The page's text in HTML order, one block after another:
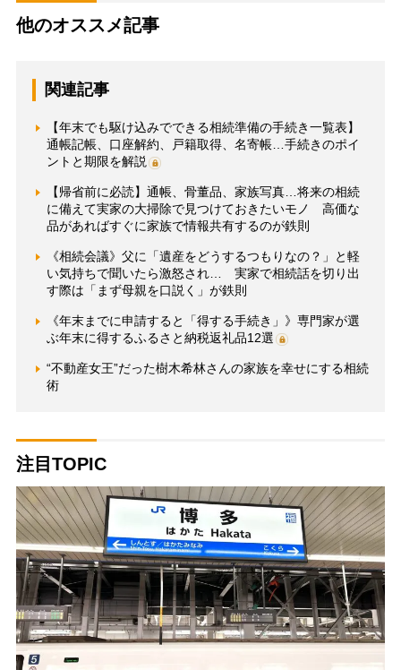
他のオススメ記事
関連記事
【年末でも駆け込みでできる相続準備の手続き一覧表】
通帳記帳、口座解約、戸籍取得、名寄帳…手続きのポイ
ントと期限を解説
【帰省前に必読】通帳、骨董品、家族写真…将来の相続
に備えて実家の大掃除で見つけておきたいモノ 高価な
品があればすぐに家族で情報共有するのが鉄則
《相続会議》父に「遺産をどうするつもりなの？」と軽
い気持ちで聞いたら激怒され… 実家で相続話を切り出
す際は「まず母親を口説く」が鉄則
《年末までに申請すると「得する手続き」》専門家が選
ぶ年末に得するふるさと納税返礼品12選
“不動産女王”だった樹木希林さんの家族を幸せにする相続
術
注目TOPIC